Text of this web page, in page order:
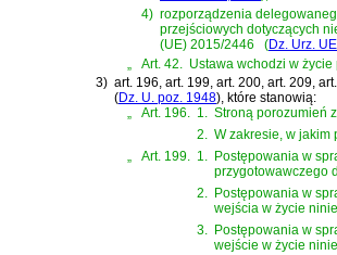
4) rozporządzenia
przejściowych dotyczących
(UE) 2015/2446
(Dz. Urz.
Art. 42. Ustawa wchodzi w życie
3) art. 196, art. 199, art. 200, art. 209,
(Dz. U. poz. 1948), które stanowią:
„
Art. 196. 1. Stroną porozumień
2. W zakresie, w jakim
„
Art. 199. 1. Postępowania w
przygotowawczego
2. Postępowania w
wejścia w życie
3. Postępowania w
wejście w życie